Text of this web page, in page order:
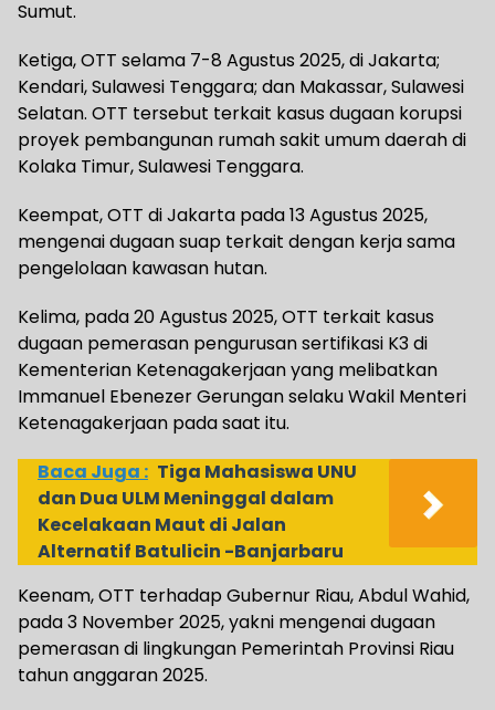
Sumut.
Ketiga, OTT selama 7-8 Agustus 2025, di Jakarta;
Kendari, Sulawesi Tenggara; dan Makassar, Sulawesi
Selatan. OTT tersebut terkait kasus dugaan korupsi
proyek pembangunan rumah sakit umum daerah di
Kolaka Timur, Sulawesi Tenggara.
Keempat, OTT di Jakarta pada 13 Agustus 2025,
mengenai dugaan suap terkait dengan kerja sama
pengelolaan kawasan hutan.
Kelima, pada 20 Agustus 2025, OTT terkait kasus
dugaan pemerasan pengurusan sertifikasi K3 di
Kementerian Ketenagakerjaan yang melibatkan
Immanuel Ebenezer Gerungan selaku Wakil Menteri
Ketenagakerjaan pada saat itu.
Baca Juga : Tiga Mahasiswa UNU
dan Dua ULM Meninggal dalam
Kecelakaan Maut di Jalan
Alternatif Batulicin -Banjarbaru
Keenam, OTT terhadap Gubernur Riau, Abdul Wahid,
pada 3 November 2025, yakni mengenai dugaan
pemerasan di lingkungan Pemerintah Provinsi Riau
tahun anggaran 2025.